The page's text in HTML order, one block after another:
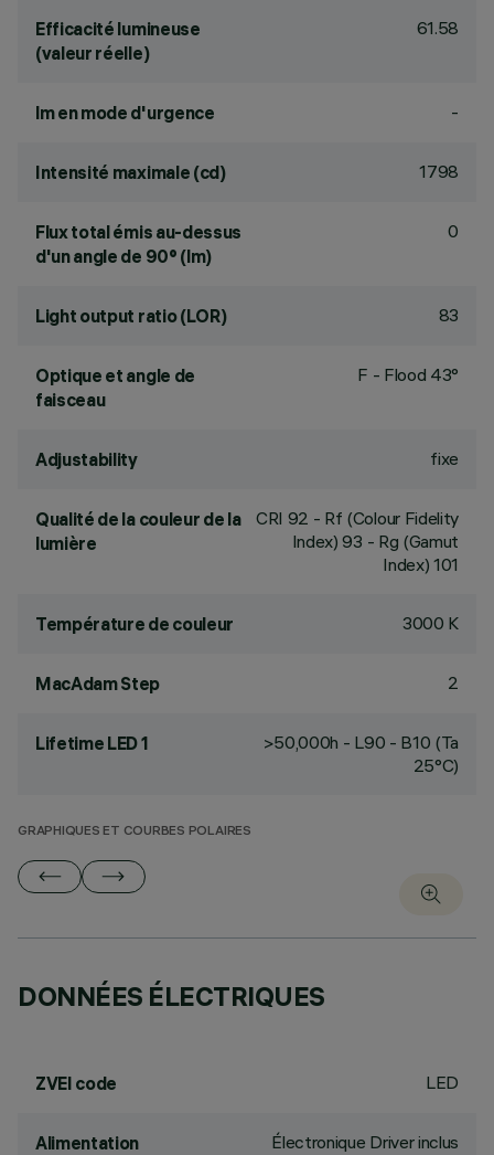
Efficacité lumineuse
(valeur réelle)
61.58
lm en mode d'urgence -
Intensité maximale (cd) 1798
Flux total émis au-dessus
d'un angle de 90° (lm)
0
Light output ratio (LOR) 83
Optique et angle de
faisceau
F - Flood 43°
Adjustability fixe
Qualité de la couleur de la
lumière
CRI 92 - Rf (Colour Fidelity
Index) 93 - Rg (Gamut
Index) 101
Température de couleur 3000 K
MacAdam Step 2
Lifetime LED 1
>50,000h - L90 - B10 (Ta
25°C)
GRAPHIQUES ET COURBES POLAIRES
DONNÉES ÉLECTRIQUES
ZVEI code LED
Alimentation Électronique Driver inclus